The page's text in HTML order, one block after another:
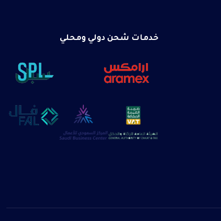
خدمات شحن دولي ومحلي